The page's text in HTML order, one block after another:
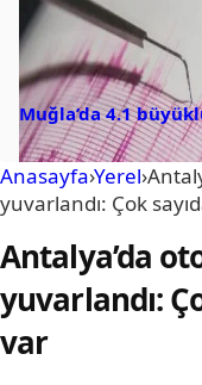
Muğla’da 4.1
Anasayfa›Yerel›
yuvarlandı: Çok
Antalya’da
yuvarlandı:
var